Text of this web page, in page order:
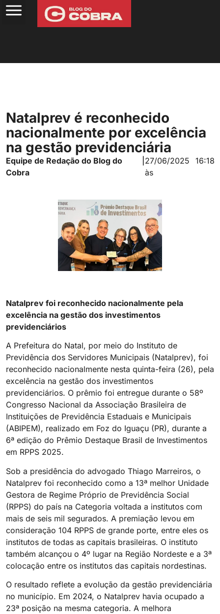
Natalprev é reconhecido
nacionalmente por excelência
na gestão previdenciária
Equipe de Redação do Blog do
Cobra
27/06/2025
às
16:18
Natalprev foi reconhecido nacionalmente pela
excelência na gestão dos investimentos
previdenciários
A Prefeitura do Natal, por meio do Instituto de
Previdência dos Servidores Municipais (Natalprev), foi
reconhecido nacionalmente nesta quinta-feira (26), pela
excelência na gestão dos investimentos
previdenciários. O prêmio foi entregue durante o 58º
Congresso Nacional da Associação Brasileira de
Instituições de Previdência Estaduais e Municipais
(ABIPEM), realizado em Foz do Iguaçu (PR), durante a
6ª edição do Prêmio Destaque Brasil de Investimentos
em RPPS 2025.
Sob a presidência do advogado Thiago Marreiros, o
Natalprev foi reconhecido como a 13ª melhor Unidade
Gestora de Regime Próprio de Previdência Social
(RPPS) do país na Categoria voltada a institutos com
mais de seis mil segurados. A premiação levou em
consideração 104 RPPS de grande porte, entre eles os
institutos de todas as capitais brasileiras. O instituto
também alcançou o 4º lugar na Região Nordeste e a 3ª
colocação entre os institutos das capitais nordestinas.
O resultado reflete a evolução da gestão previdenciária
no município. Em 2024, o Natalprev havia ocupado a
23ª posição na mesma categoria. A melhora